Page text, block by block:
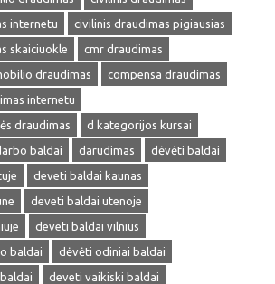
internetu
civilinis draudimas pigiausias
skaiciuokle
cmr draudimas
draudimas
compensa draudimas
internetu
draudimas
d kategorijos kursai
baldai darudimas
dėvėti baldai
deveti baldai kaunas
deveti baldai utenoje
deveti baldai vilnius
baldai
dėvėti odiniai baldai
deveti vaikiski baldai